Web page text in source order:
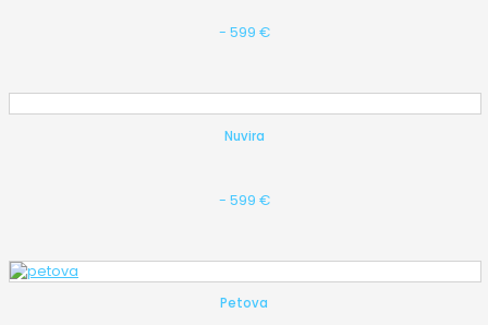
- 599 €
Nuvira
- 599 €
Petova